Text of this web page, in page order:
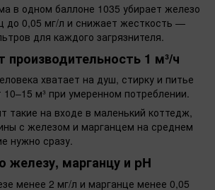
в одном баллоне 1035 убирает железо
до 0,05 мг/л и снижает жесткость —
для каждого загрязнителя.
производительность 1 м³/ч
хватает на душ, стирку и питье
м³ при умеренном потреблении.
такие на входе в маленький коттедж,
с железом и марганцем на среднем
нужно сразу.
железу, марганцу и pH
менее 2 мг/л и марганце менее 0,05